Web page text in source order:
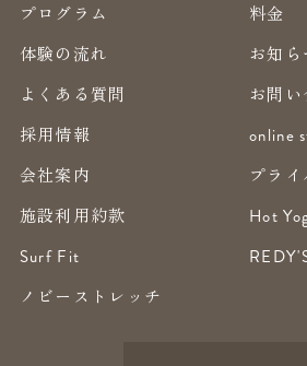
プログラム
料金
体験の流れ
お知ら
よくある質問
お問い
採用情報
online
会社案内
プラ
施設利用約款
Hot
Surf Fit
ノビーストレッチ